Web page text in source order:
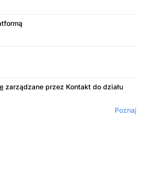
zarządzane przez Kontakt do działu
Poznaj